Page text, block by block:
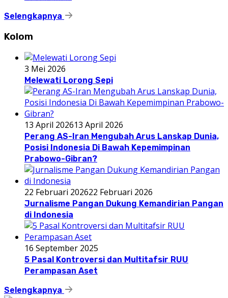
Selengkapnya
Kolom
3 Mei 2026
Melewati Lorong Sepi
13 April 202613 April 2026
Perang AS-Iran Mengubah Arus Lanskap Dunia,
Posisi Indonesia Di Bawah Kepemimpinan
Prabowo-Gibran?
22 Februari 202622 Februari 2026
Jurnalisme Pangan Dukung Kemandirian Pangan
di Indonesia
16 September 2025
5 Pasal Kontroversi dan Multitafsir RUU
Perampasan Aset
Selengkapnya